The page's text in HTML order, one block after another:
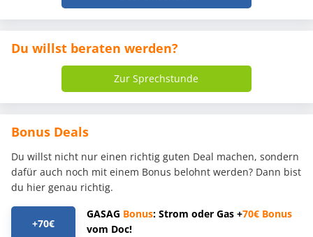
Du willst beraten werden?
Zur Sprechstunde
Bonus Deals
Du willst nicht nur einen richtig guten Deal machen, sondern
dafür auch noch mit einem Bonus belohnt werden? Dann bist
du hier genau richtig.
+70€
GASAG Bonus: Strom oder Gas +70€ Bonus
vom Doc!